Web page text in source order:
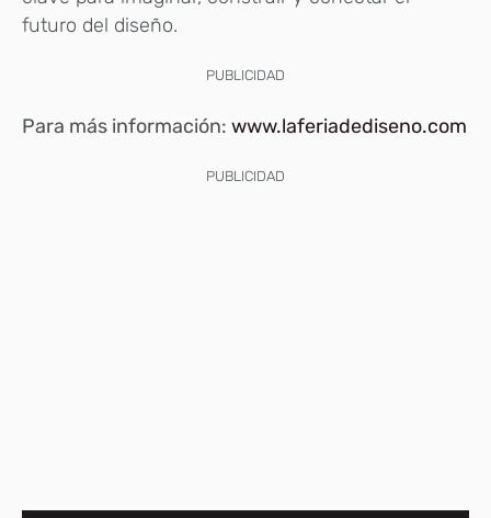
futuro del diseño.
PUBLICIDAD
Para más información: www.laferiadediseno.com
PUBLICIDAD